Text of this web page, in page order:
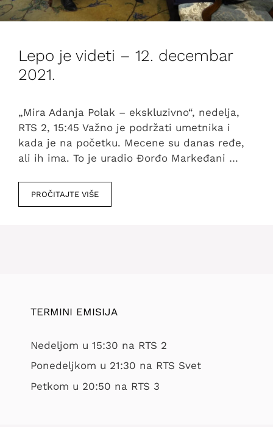
Lepo je videti – 12. decembar
2021.
„Mira Adanja Polak – ekskluzivno“, nedelja,
RTS 2, 15:45 Važno je podržati umetnika i
kada je na početku. Mecene su danas ređe,
ali ih ima. To je uradio Đorđo Markeđani …
PROČITAJTE VIŠE
TERMINI EMISIJA
Nedeljom u 15:30 na RTS 2
Ponedeljkom u 21:30 na RTS Svet
Petkom u 20:50 na RTS 3